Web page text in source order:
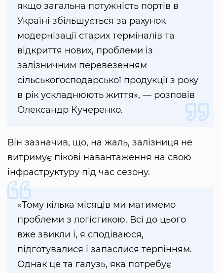
якщо загальна потужність портів в
Україні збільшується за рахунок
модернізації старих терміналів та
відкриття нових, проблеми із
залізничним перевезенням
сільськогосподарської продукції з року
в рік ускладнюють життя», — розповів
Олександр Кучеренко.
Він зазначив, що, на жаль, залізниця не
витримує пікові навантаження на свою
інфраструктуру під час сезону.
«Тому кілька місяців ми матимемо
проблеми з логістикою. Всі до цього
вже звикли і, я сподіваюся,
підготувалися і запаслися терпінням.
Однак це та галузь, яка потребує